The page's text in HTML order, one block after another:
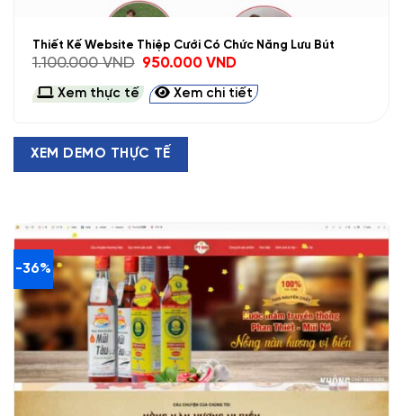
Thiết Kế Website Thiệp Cưới Có Chức Năng Lưu Bút
1.100.000VND
Giá
là:
1.100.000 VND.
950.000VNDGiá
tại
là:
950.000 VND.
Xem thực tế Xem chi tiết
XEM DEMO THỰC TẾ
-36%